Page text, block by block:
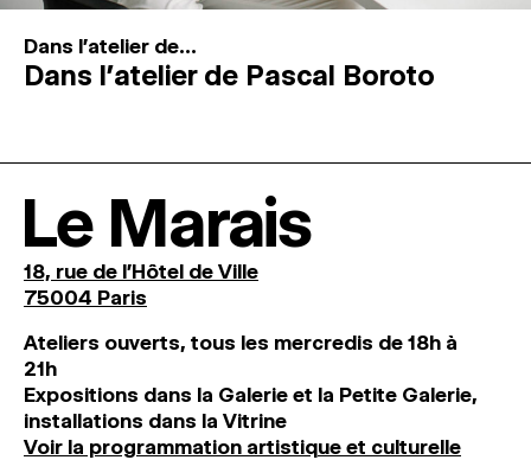
Dans l'atelier de...
Dans l’atelier de Pascal Boroto
Le Marais
18, rue de l'Hôtel de Ville
75004 Paris
Ateliers ouverts, tous les mercredis de 18h à
21h
Expositions dans la Galerie et la Petite Galerie,
installations dans la Vitrine
Voir la programmation artistique et culturelle